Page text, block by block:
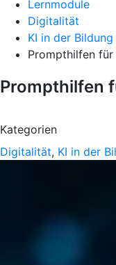
Lernmodule
Digitalität
KI in der Bildung
Prompthilfen
Prompthilfen
Kategorien
Digitalität, KI in der